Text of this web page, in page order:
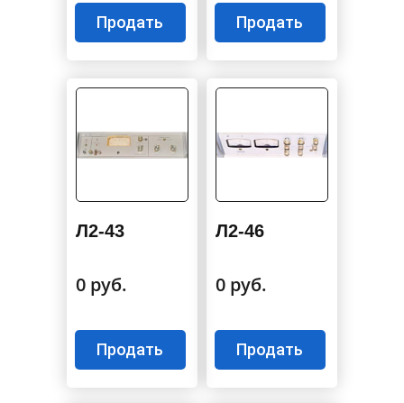
Продать Продать
Л2-43
0 руб.
Продать
Л2-46
0 руб.
Продать